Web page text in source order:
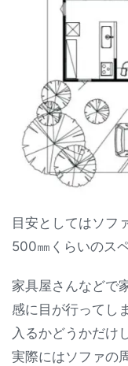
目安としてはソフ
500㎜くらいのス
家具屋さんなどで
感に目が行ってし
入るかどうかだけ
実際にはソファの